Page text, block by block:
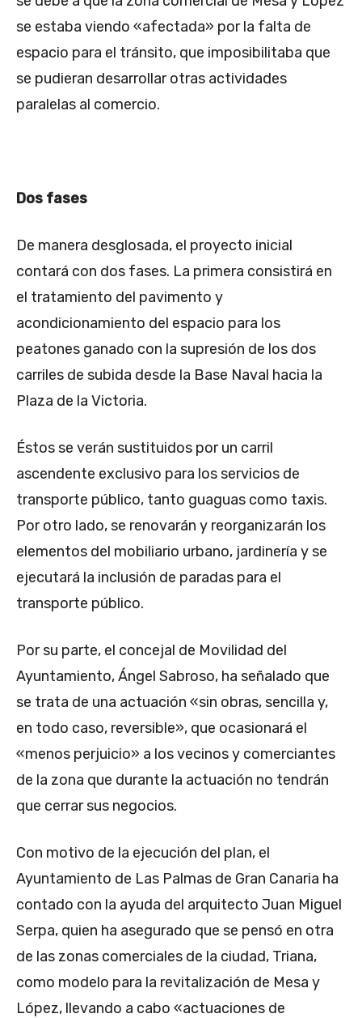
se estaba viendo «afectada» por la falta de
espacio para el tránsito, que imposibilitaba que
se pudieran desarrollar otras actividades
paralelas al comercio.
Dos fases
De manera desglosada, el proyecto inicial
contará con dos fases. La primera consistirá en
el tratamiento del pavimento y
acondicionamiento del espacio para los
peatones ganado con la supresión de los dos
carriles de subida desde la Base Naval hacia la
Plaza de la Victoria.
Éstos se verán sustituidos por un carril
ascendente exclusivo para los servicios de
transporte público, tanto guaguas como taxis.
Por otro lado, se renovarán y reorganizarán los
elementos del mobiliario urbano, jardinería y se
ejecutará la inclusión de paradas para el
transporte público.
Por su parte, el concejal de Movilidad del
Ayuntamiento, Ángel Sabroso, ha señalado que
se trata de una actuación «sin obras, sencilla y,
en todo caso, reversible», que ocasionará el
«menos perjuicio» a los vecinos y comerciantes
de la zona que durante la actuación no tendrán
que cerrar sus negocios.
Con motivo de la ejecución del plan, el
Ayuntamiento de Las Palmas de Gran Canaria ha
contado con la ayuda del arquitecto Juan Miguel
Serpa, quien ha asegurado que se pensó en otra
de las zonas comerciales de la ciudad, Triana,
como modelo para la revitalización de Mesa y
López, llevando a cabo «actuaciones de